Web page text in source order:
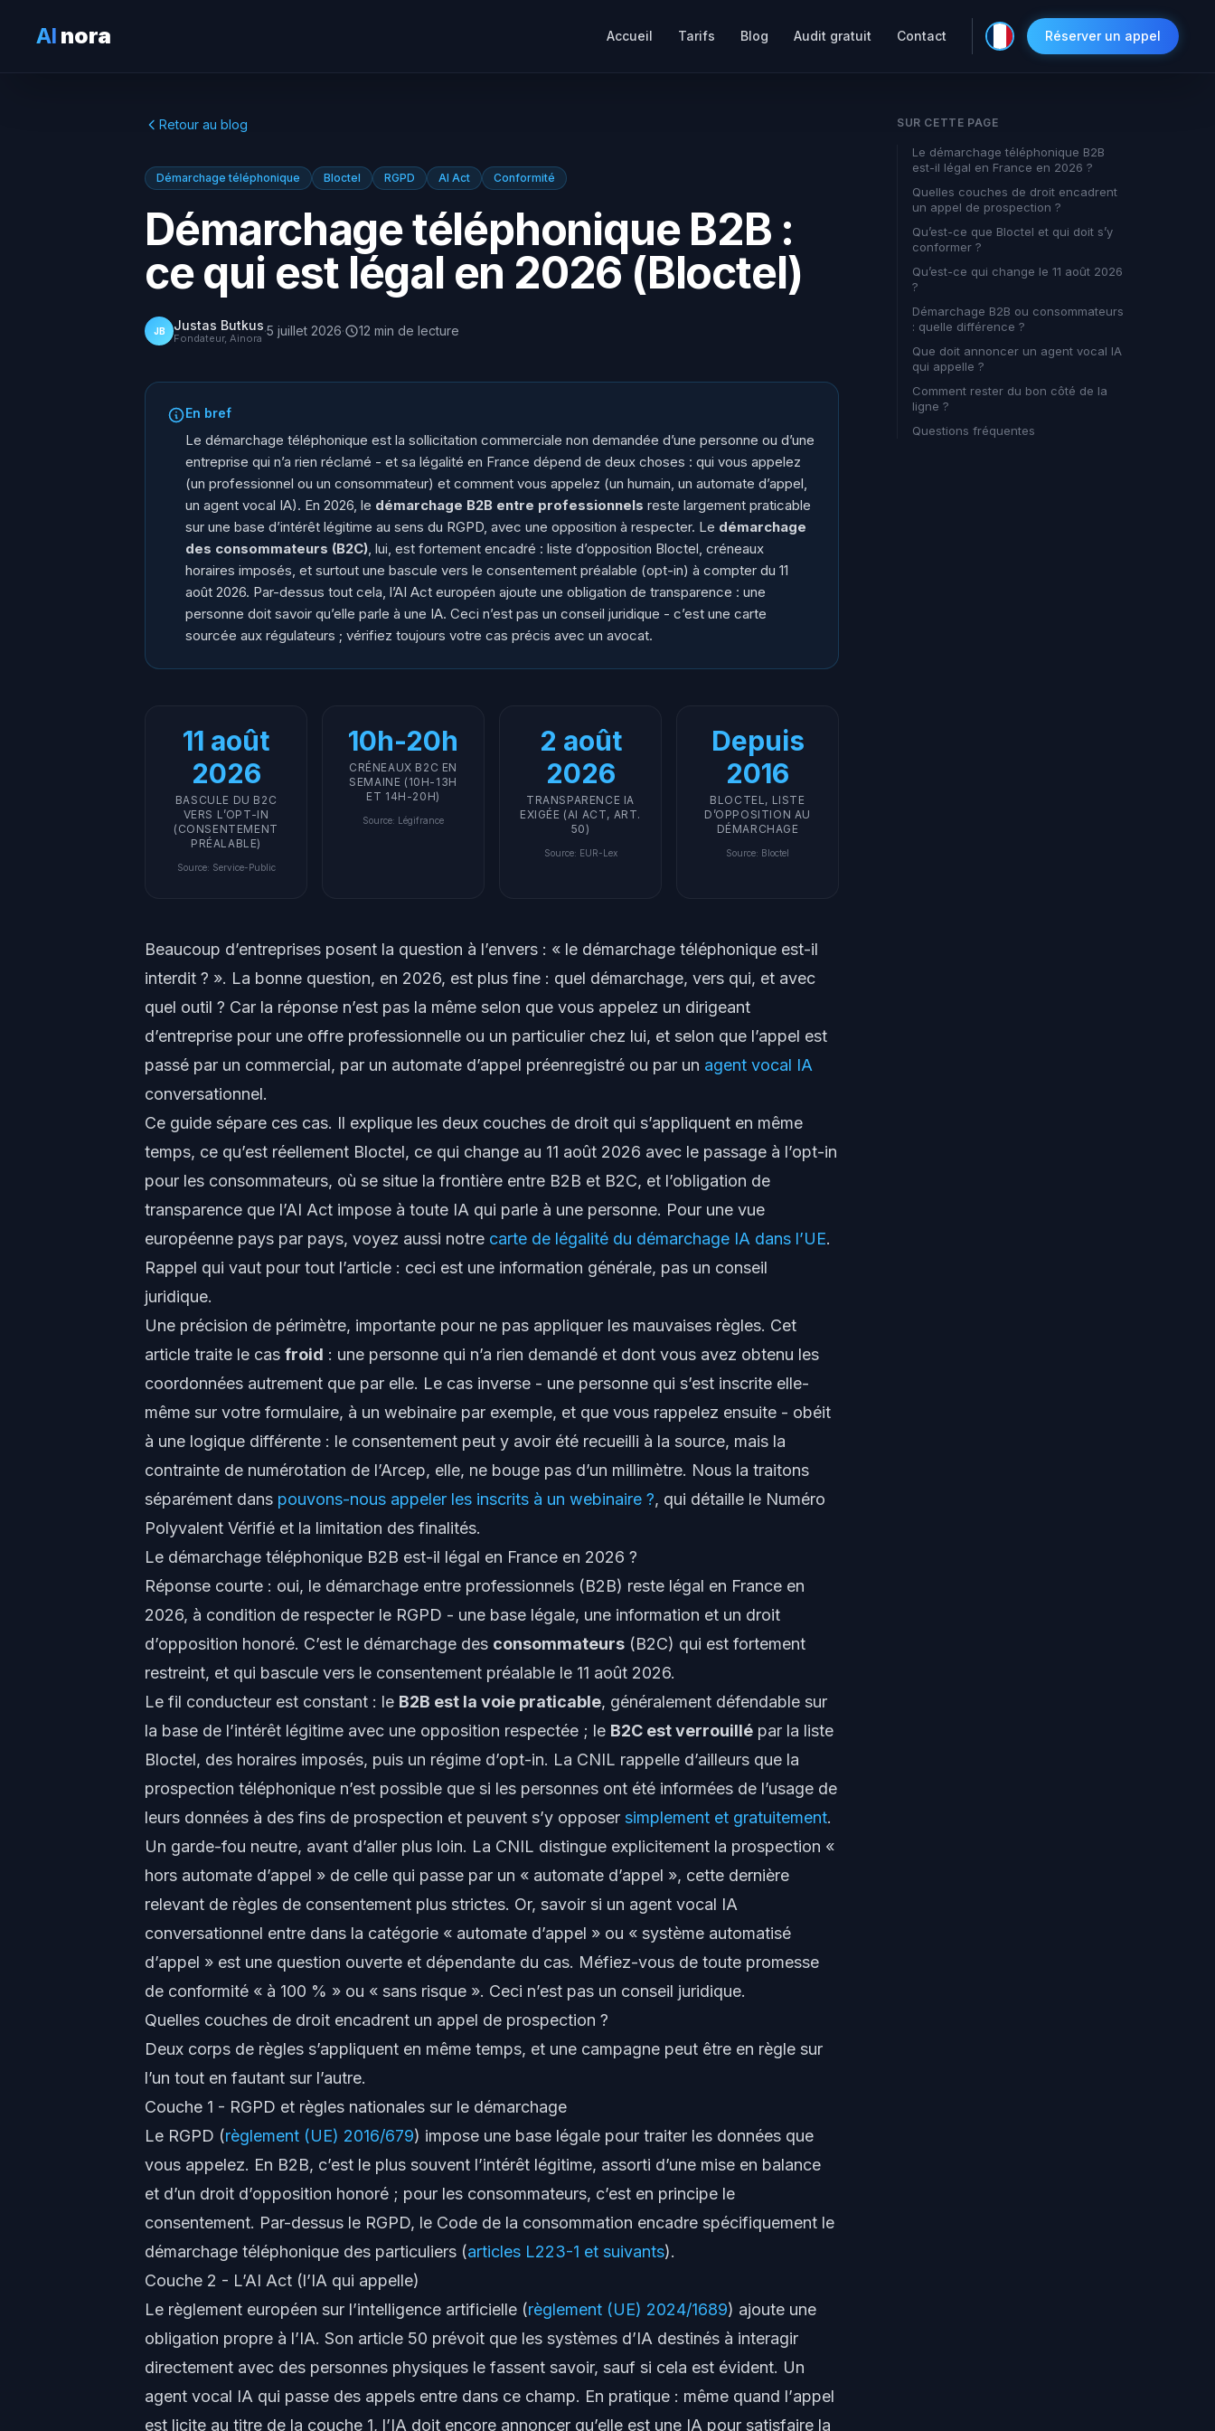
AI nora Accueil Tarifs Blog Audit gratuit Contact Réserver un appel
Retour au blog
Démarchage téléphonique Bloctel RGPD AI Act Conformité
Démarchage téléphonique B2B :
ce qui est légal en 2026 (Bloctel)
JB Justas Butkus
Fondateur, Ainora ·5 juillet 2026· 12 min de lecture
En bref
Le démarchage téléphonique est la sollicitation commerciale non demandée d’une personne ou d’une
entreprise qui n’a rien réclamé - et sa légalité en France dépend de deux choses : qui vous appelez
(un professionnel ou un consommateur) et comment vous appelez (un humain, un automate d’appel,
un agent vocal IA). En 2026, le démarchage B2B entre professionnels reste largement praticable
sur une base d’intérêt légitime au sens du RGPD, avec une opposition à respecter. Le démarchage
des consommateurs (B2C), lui, est fortement encadré : liste d’opposition Bloctel, créneaux
horaires imposés, et surtout une bascule vers le consentement préalable (opt-in) à compter du 11
août 2026. Par-dessus tout cela, l’AI Act européen ajoute une obligation de transparence : une
personne doit savoir qu’elle parle à une IA. Ceci n’est pas un conseil juridique - c’est une carte
sourcée aux régulateurs ; vérifiez toujours votre cas précis avec un avocat.
11 août
2026
BASCULE DU B2C
VERS L’OPT-IN
(CONSENTEMENT
PRÉALABLE)
Source: Service-Public
10h-20h
CRÉNEAUX B2C EN
SEMAINE (10H-13H
ET 14H-20H)
Source: Légifrance
2 août
2026
TRANSPARENCE IA
EXIGÉE (AI ACT, ART.
50)
Source: EUR-Lex
Depuis
2016
BLOCTEL, LISTE
D’OPPOSITION AU
DÉMARCHAGE
Source: Bloctel
Beaucoup d’entreprises posent la question à l’envers : « le démarchage téléphonique est-il
interdit ? ». La bonne question, en 2026, est plus fine : quel démarchage, vers qui, et avec
quel outil ? Car la réponse n’est pas la même selon que vous appelez un dirigeant
d’entreprise pour une offre professionnelle ou un particulier chez lui, et selon que l’appel est
passé par un commercial, par un automate d’appel préenregistré ou par un agent vocal IA
conversationnel.
Ce guide sépare ces cas. Il explique les deux couches de droit qui s’appliquent en même
temps, ce qu’est réellement Bloctel, ce qui change au 11 août 2026 avec le passage à l’opt-in
pour les consommateurs, où se situe la frontière entre B2B et B2C, et l’obligation de
transparence que l’AI Act impose à toute IA qui parle à une personne. Pour une vue
européenne pays par pays, voyez aussi notre carte de légalité du démarchage IA dans l’UE.
Rappel qui vaut pour tout l’article : ceci est une information générale, pas un conseil
juridique.
Une précision de périmètre, importante pour ne pas appliquer les mauvaises règles. Cet
article traite le cas froid : une personne qui n’a rien demandé et dont vous avez obtenu les
coordonnées autrement que par elle. Le cas inverse - une personne qui s’est inscrite elle-
même sur votre formulaire, à un webinaire par exemple, et que vous rappelez ensuite - obéit
à une logique différente : le consentement peut y avoir été recueilli à la source, mais la
contrainte de numérotation de l’Arcep, elle, ne bouge pas d’un millimètre. Nous la traitons
séparément dans pouvons-nous appeler les inscrits à un webinaire ?, qui détaille le Numéro
Polyvalent Vérifié et la limitation des finalités.
Le démarchage téléphonique B2B est-il légal en France en 2026 ?
Réponse courte : oui, le démarchage entre professionnels (B2B) reste légal en France en
2026, à condition de respecter le RGPD - une base légale, une information et un droit
d’opposition honoré. C’est le démarchage des consommateurs (B2C) qui est fortement
restreint, et qui bascule vers le consentement préalable le 11 août 2026.
Le fil conducteur est constant : le B2B est la voie praticable, généralement défendable sur
la base de l’intérêt légitime avec une opposition respectée ; le B2C est verrouillé par la liste
Bloctel, des horaires imposés, puis un régime d’opt-in. La CNIL rappelle d’ailleurs que la
prospection téléphonique n’est possible que si les personnes ont été informées de l’usage de
leurs données à des fins de prospection et peuvent s’y opposer simplement et gratuitement.
Un garde-fou neutre, avant d’aller plus loin. La CNIL distingue explicitement la prospection «
hors automate d’appel » de celle qui passe par un « automate d’appel », cette dernière
relevant de règles de consentement plus strictes. Or, savoir si un agent vocal IA
conversationnel entre dans la catégorie « automate d’appel » ou « système automatisé
d’appel » est une question ouverte et dépendante du cas. Méfiez-vous de toute promesse
de conformité « à 100 % » ou « sans risque ». Ceci n’est pas un conseil juridique.
Quelles couches de droit encadrent un appel de prospection ?
Deux corps de règles s’appliquent en même temps, et une campagne peut être en règle sur
l’un tout en fautant sur l’autre.
Couche 1 - RGPD et règles nationales sur le démarchage
Le RGPD (règlement (UE) 2016/679) impose une base légale pour traiter les données que
vous appelez. En B2B, c’est le plus souvent l’intérêt légitime, assorti d’une mise en balance
et d’un droit d’opposition honoré ; pour les consommateurs, c’est en principe le
consentement. Par-dessus le RGPD, le Code de la consommation encadre spécifiquement le
démarchage téléphonique des particuliers (articles L223-1 et suivants).
Couche 2 - L’AI Act (l’IA qui appelle)
Le règlement européen sur l’intelligence artificielle (règlement (UE) 2024/1689) ajoute une
obligation propre à l’IA. Son article 50 prévoit que les systèmes d’IA destinés à interagir
directement avec des personnes physiques le fassent savoir, sauf si cela est évident. Un
agent vocal IA qui passe des appels entre dans ce champ. En pratique : même quand l’appel
est licite au titre de la couche 1, l’IA doit encore annoncer qu’elle est une IA pour satisfaire la
SUR CETTE PAGE
Le démarchage téléphonique B2B
est-il légal en France en 2026 ?
Quelles couches de droit encadrent
un appel de prospection ?
Qu’est-ce que Bloctel et qui doit s’y
conformer ?
Qu’est-ce qui change le 11 août 2026
?
Démarchage B2B ou consommateurs
: quelle différence ?
Que doit annoncer un agent vocal IA
qui appelle ?
Comment rester du bon côté de la
ligne ?
Questions fréquentes